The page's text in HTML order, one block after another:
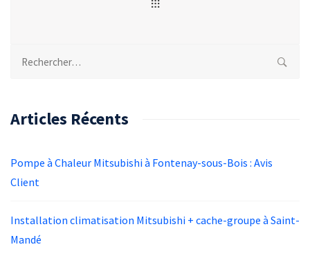
Rechercher :
Articles Récents
Pompe à Chaleur Mitsubishi à Fontenay-sous-Bois : Avis
Client
Installation climatisation Mitsubishi + cache-groupe à Saint-
Mandé